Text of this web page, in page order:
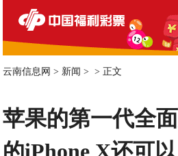
云南信息网 > 新闻 > > 正文
苹果的第一代全